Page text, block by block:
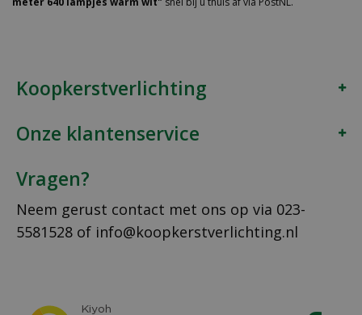
Koopkerstverlichting
Onze klantenservice
Vragen?
Neem gerust contact met ons op via 023-
5581528 of info@koopkerstverlichting.nl